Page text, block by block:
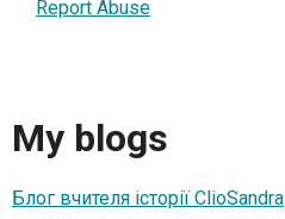
Report Abuse
My blogs
Блог вчителя історії ClioSandra